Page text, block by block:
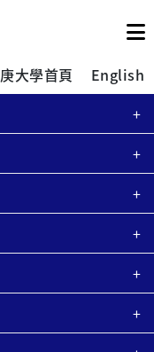
大學首頁
English